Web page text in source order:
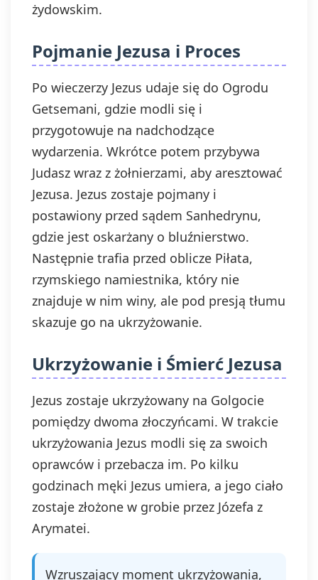
żydowskim.
Pojmanie Jezusa i Proces
Po wieczerzy Jezus udaje się do Ogrodu
Getsemani, gdzie modli się i
przygotowuje na nadchodzące
wydarzenia. Wkrótce potem przybywa
Judasz wraz z żołnierzami, aby aresztować
Jezusa. Jezus zostaje pojmany i
postawiony przed sądem Sanhedrynu,
gdzie jest oskarżany o bluźnierstwo.
Następnie trafia przed oblicze Piłata,
rzymskiego namiestnika, który nie
znajduje w nim winy, ale pod presją tłumu
skazuje go na ukrzyżowanie.
Ukrzyżowanie i Śmierć Jezusa
Jezus zostaje ukrzyżowany na Golgocie
pomiędzy dwoma złoczyńcami. W trakcie
ukrzyżowania Jezus modli się za swoich
oprawców i przebacza im. Po kilku
godzinach męki Jezus umiera, a jego ciało
zostaje złożone w grobie przez Józefa z
Arymatei.
Wzruszający moment ukrzyżowania,